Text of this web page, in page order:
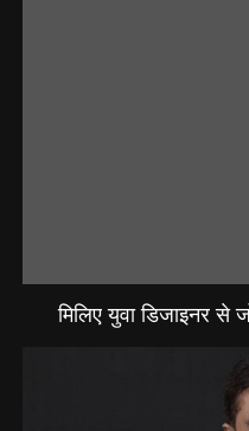
मिलिए युवा डिजाइनर से